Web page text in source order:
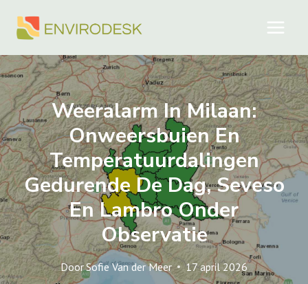
naar
Weeralarm In Milaan:
Onweersbuien En
Temperatuurdalingen
Gedurende De Dag, Seveso
En Lambro Onder
Observatie
DoorSofie Van der Meer 17 april 2026